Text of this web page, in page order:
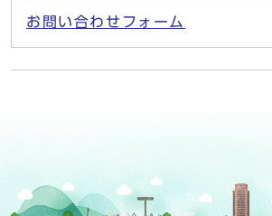
お問い合わせフォーム